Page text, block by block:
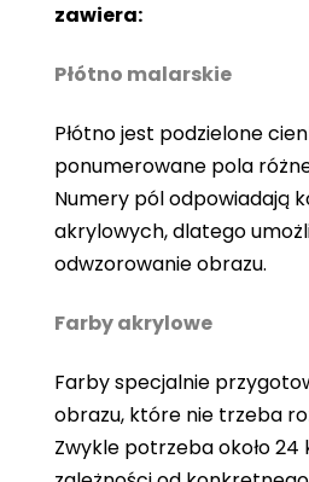
zawiera:
Płótno malarskie
Płótno jest podzielone
ponumerowane pola
Numery pól odpowiadają
akrylowych, dlatego
odwzorowanie obrazu.
Farby akrylowe
Farby specjalnie
obrazu, które nie trzeba
Zwykle potrzeba około 24